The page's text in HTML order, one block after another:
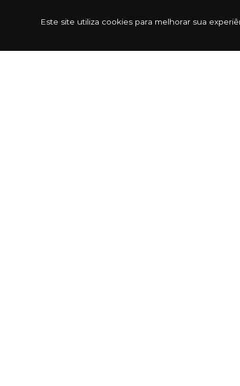
Este site utiliza cookies para melhorar sua
A Fallen Skate tem uma equipe de
Cervantes. A marca também apoia